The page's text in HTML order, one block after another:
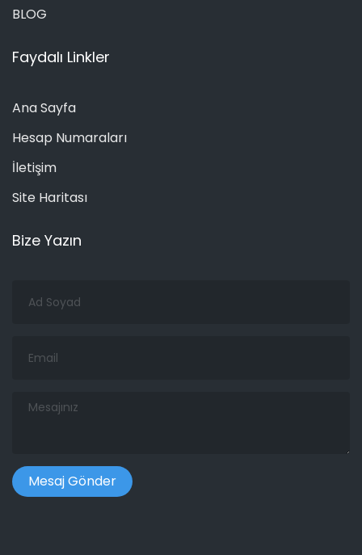
BLOG
Faydalı Linkler
Ana Sayfa
Hesap Numaraları
İletişim
Site Haritası
Bize Yazın
Soyad
Mesajınız